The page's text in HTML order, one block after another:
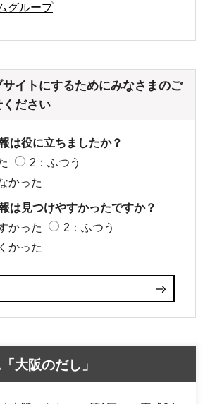
グループ
イトにするためにみなさまのご
ださい
は役に立ちましたか？
2：ふつう
かった
は見つけやすかったですか？
かった
2：ふつう
かった
大阪のだし」